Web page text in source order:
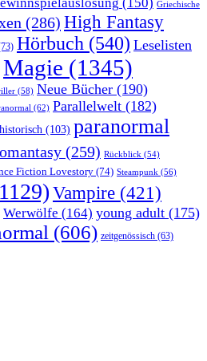
(150) Griechische
(286) High Fantasy
Hörbuch (540) Leselisten
Magie (1345)
(58) Neue Bücher (190)
(62) Parallelwelt (182)
(103) paranormal
(259) Rückblick (54)
Fiction Lovestory (74) Steampunk (56)
Vampire (421)
Werwölfe (164) young adult (175)
(606) zeitgenössisch (63)